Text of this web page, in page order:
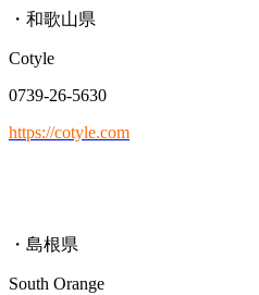
・和歌山県
Cotyle
0739-26-5630
https://cotyle.com
・島根県
South Orange